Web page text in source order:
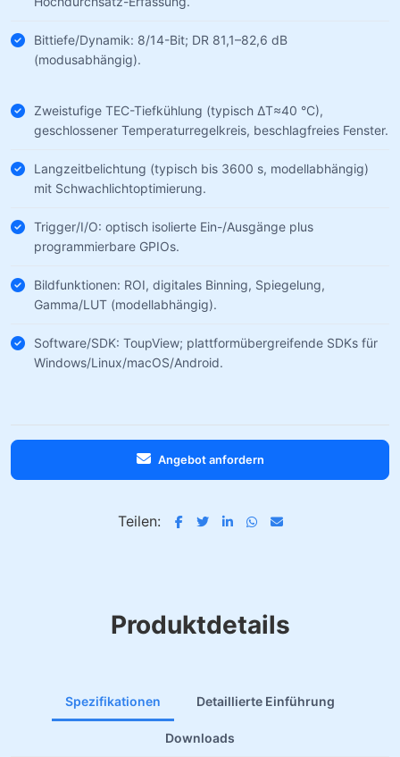
Bittiefe/Dynamik: 8/14-Bit; DR 81,1–82,6 dB
(modusabhängig).
Zweistufige TEC-Tiefkühlung (typisch ΔT≈40 °C),
geschlossener Temperaturregelkreis, beschlagfreies Fenster.
Langzeitbelichtung (typisch bis 3600 s, modellabhängig)
mit Schwachlichtoptimierung.
Trigger/I/O: optisch isolierte Ein-/Ausgänge plus
programmierbare GPIOs.
Bildfunktionen: ROI, digitales Binning, Spiegelung,
Gamma/LUT (modellabhängig).
Software/SDK: ToupView; plattformübergreifende SDKs für
Windows/Linux/macOS/Android.
Angebot anfordern
Teilen:
Produktdetails
Spezifikationen Detaillierte Einführung
Downloads